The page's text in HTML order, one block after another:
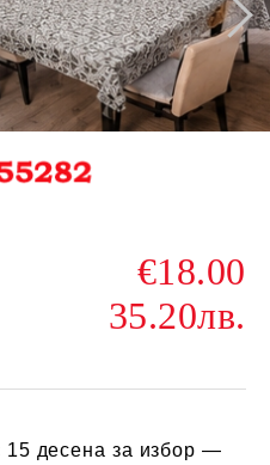
€18.00
35.20лв.
15 десена за избор —